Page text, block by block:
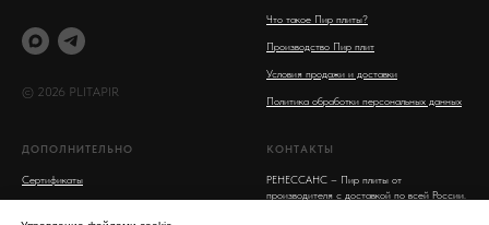
© 2026 PLITAPIR
Что такое Пир плиты?
Производство Пир плит
Условия продажи и доставки
Политика обработки персональных данных
ДОПОЛНИТЕЛЬНО
Сертификаты
КОНТАКТЫ
РЕНЕССАНС – Пир плиты от
производителя с доставкой по всей России.